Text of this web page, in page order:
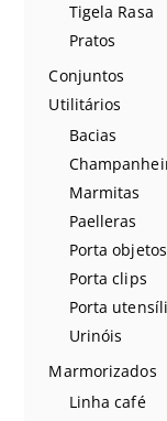
Tigela Rasa
Pratos
Conjuntos
Utilitários
Bacias
Marmitas
Paelleras
Porta objetos
Porta clips
Porta
Urinóis
Marmorizados
Linha café